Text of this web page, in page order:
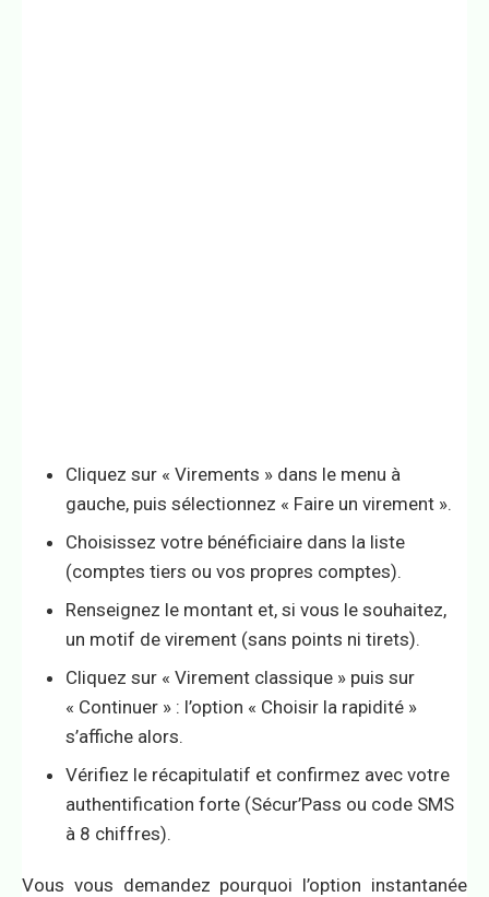
Cliquez sur « Virements » dans le menu à
gauche, puis sélectionnez « Faire un virement ».
Choisissez votre bénéficiaire dans la liste
(comptes tiers ou vos propres comptes).
Renseignez le montant et, si vous le souhaitez,
un motif de virement (sans points ni tirets).
Cliquez sur « Virement classique » puis sur
« Continuer » : l’option « Choisir la rapidité »
s’affiche alors.
Vérifiez le récapitulatif et confirmez avec votre
authentification forte (Sécur’Pass ou code SMS
à 8 chiffres).
Vous vous demandez pourquoi l’option instantanée